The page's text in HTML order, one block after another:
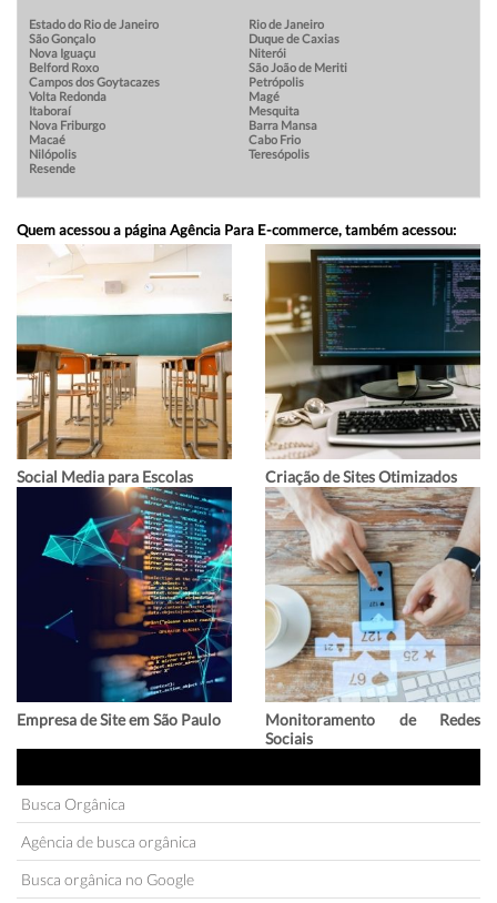
Estado do Rio de Janeiro
Rio de Janeiro
São Gonçalo
Duque de Caxias
Nova Iguaçu
Niterói
Belford Roxo
São João de Meriti
Campos dos Goytacazes
Petrópolis
Volta Redonda
Magé
Itaboraí
Mesquita
Nova Friburgo
Barra Mansa
Macaé
Cabo Frio
Nilópolis
Teresópolis
Resende
Quem acessou a página Agência Para E-commerce, também acessou:
Social Media para Escolas Criação de Sites Otimizados
Empresa de Site em São Paulo
Monitoramento de Redes
Sociais
Busca Orgânica
Agência de busca orgânica
Busca orgânica no Google